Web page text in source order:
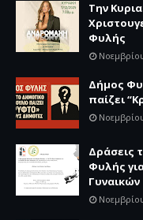
Την
Φυλής
Δήμος
παίζει
Δράσεις
Φυλής
Γυναικών